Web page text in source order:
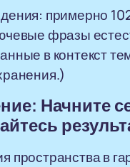
примерно
фразы
в контекст
Начните
пространства в